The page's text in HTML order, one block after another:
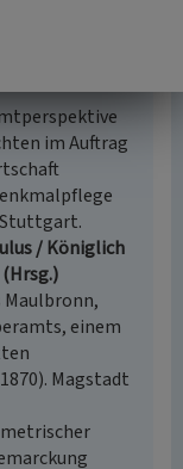
Christin
Senner
im Auftrag
/ Königlich
Maulbronn,
einem
Magstadt